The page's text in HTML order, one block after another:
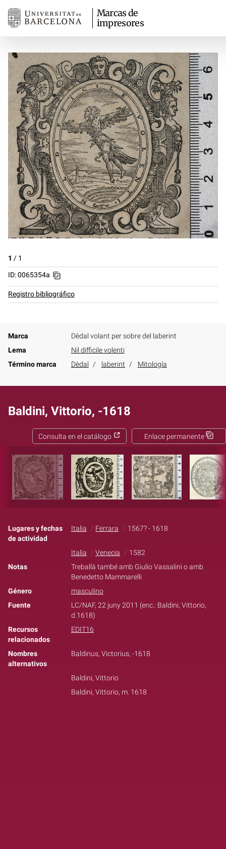
Marcas de
impresores
1 / 1
ID: 0065354a
Registro bibliográfico
Marca
Dèdal volant per sobre del laberint
Lema
Nil difficile volenti
Término marca
Dèdal laberint Mitología
Baldini, Vittorio, -1618
Enlace permanente
Consulta en el catálogo
Lugares y fechas
de actividad
Italia Ferrara 1567? - 1618
Italia Venecia
1582
Notas
Treballà també amb Giulio Vassalini o amb
Benedetto Mammarelli
Género
masculino
Fuente
LC/NAF, 22 juny 2011 (enc.: Baldini, Vittorio,
d.1618)
Recursos
relacionados
EDIT16
Nombres
alternativos
Baldinus, Victorius, -1618
Baldini, Vittorio
Baldini, Vittorio, m. 1618